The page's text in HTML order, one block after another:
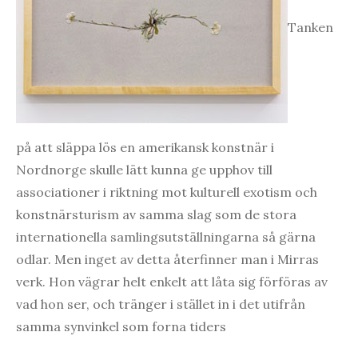
Tanken
på att släppa lös en amerikansk konstnär i
Nordnorge skulle lätt kunna ge upphov till
associationer i riktning mot kulturell exotism och
konstnärsturism av samma slag som de stora
internationella samlingsutställningarna så gärna
odlar. Men inget av detta återfinner man i Mirras
verk. Hon vägrar helt enkelt att låta sig förföras av
vad hon ser, och tränger i stället in i det utifrån
samma synvinkel som forna tiders